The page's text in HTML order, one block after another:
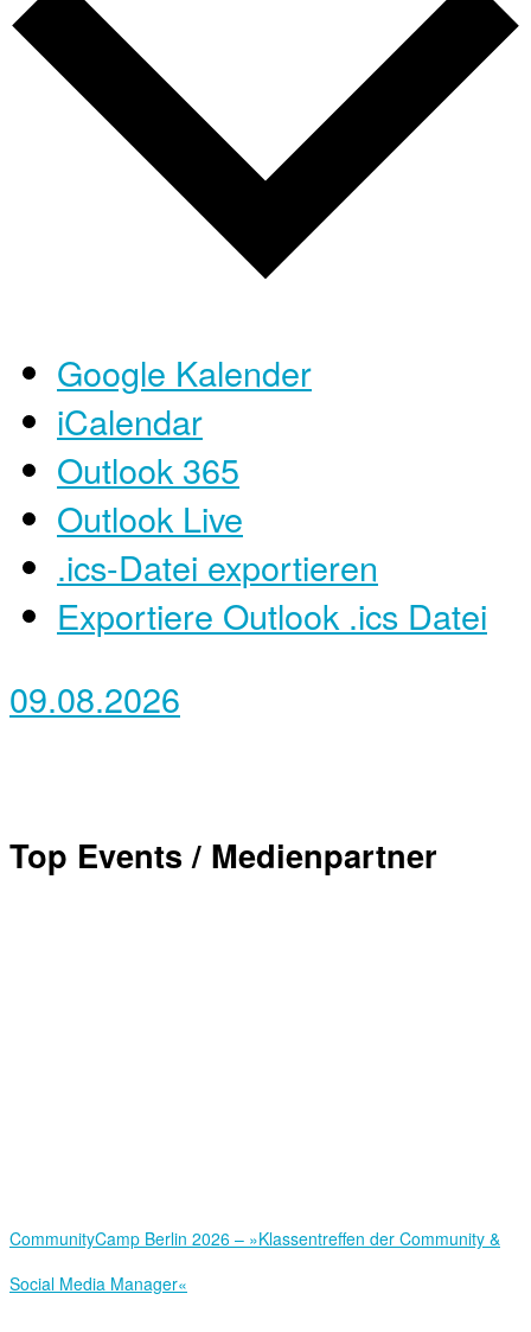
Google Kalender
iCalendar
Outlook 365
Outlook Live
.ics-Datei exportieren
Exportiere Outlook .ics Datei
09.08.2026
Top Events / Medienpartner
Community­Camp Berlin 2026 – »Klassentreffen der Community &
Social Media Manager«